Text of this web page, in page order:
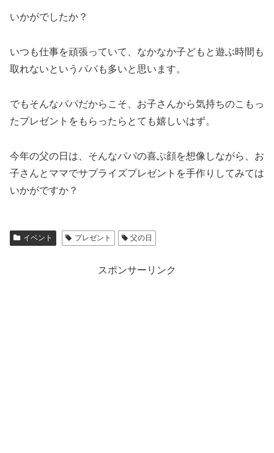
いかがでしたか？
いつも仕事を頑張っていて、なかなか子どもと遊ぶ時間も
取れないというパパも多いと思います。
でもそんなパパだからこそ、お子さんから気持ちのこもっ
たプレゼントをもらったらとても嬉しいはず。
今年の父の日は、そんなパパの喜ぶ顔を想像しながら、お
子さんとママでサプライズプレゼントを手作りしてみては
いかがですか？
イベント プレゼント 父の日
スポンサーリンク